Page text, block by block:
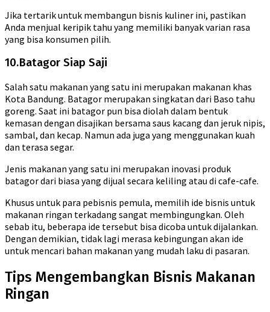
Jika tertarik untuk membangun bisnis kuliner ini, pastikan
Anda menjual keripik tahu yang memiliki banyak varian rasa
yang bisa konsumen pilih.
10.Batagor Siap Saji
Salah satu makanan yang satu ini merupakan makanan khas
Kota Bandung. Batagor merupakan singkatan dari Baso tahu
goreng. Saat ini batagor pun bisa diolah dalam bentuk
kemasan dengan disajikan bersama saus kacang dan jeruk nipis,
sambal, dan kecap. Namun ada juga yang menggunakan kuah
dan terasa segar.
Jenis makanan yang satu ini merupakan inovasi produk
batagor dari biasa yang dijual secara keliling atau di cafe-cafe.
Khusus untuk para pebisnis pemula, memilih ide bisnis untuk
makanan ringan terkadang sangat membingungkan. Oleh
sebab itu, beberapa ide tersebut bisa dicoba untuk dijalankan.
Dengan demikian, tidak lagi merasa kebingungan akan ide
untuk mencari bahan makanan yang mudah laku di pasaran.
Tips Mengembangkan Bisnis Makanan
Ringan